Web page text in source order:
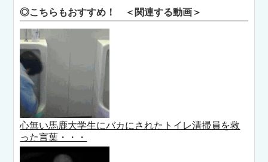
◎こちらもおすすめ！ ＜関連する動画＞
心無い馬鹿大学生にバカにされたトイレ清掃員を救
った言葉・・・